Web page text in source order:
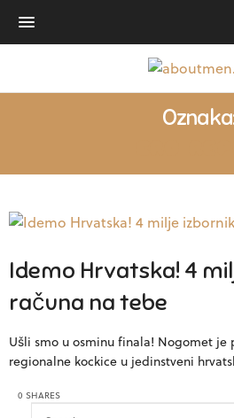
Idemo Hrvatska! 4
računa na tebe
Ušli smo u osminu finala! Nogomet je
regionalne kockice u jedinstveni
0 SHARES